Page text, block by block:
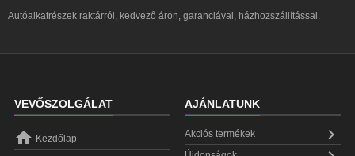
Autóalkatrészek raktárról, kedvező áron, garanciával, házhozszállítással.
VEVŐSZOLGÁLAT
 Kezdőlap
AJÁNLATUNK
Akciós termékek 